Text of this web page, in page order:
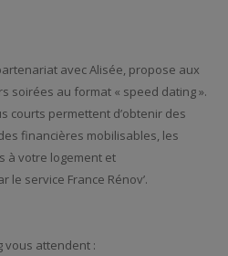
avec Alisée, propose aux
soirées au format « speed dating ».
courts permettent d’obtenir des
financières mobilisables, les
à votre logement et
le service France Rénov’.
vous attendent :